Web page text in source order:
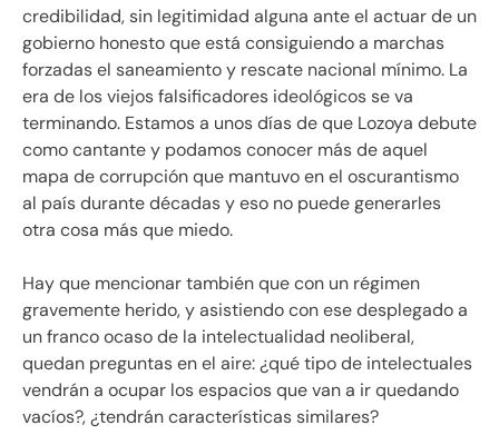
credibilidad, sin legitimidad alguna ante el actuar de un
gobierno honesto que está consiguiendo a marchas
forzadas el saneamiento y rescate nacional mínimo. La
era de los viejos falsificadores ideológicos se va
terminando. Estamos a unos días de que Lozoya debute
como cantante y podamos conocer más de aquel
mapa de corrupción que mantuvo en el oscurantismo
al país durante décadas y eso no puede generarles
otra cosa más que miedo.
Hay que mencionar también que con un régimen
gravemente herido, y asistiendo con ese desplegado a
un franco ocaso de la intelectualidad neoliberal,
quedan preguntas en el aire: ¿qué tipo de intelectuales
vendrán a ocupar los espacios que van a ir quedando
vacíos?, ¿tendrán características similares?